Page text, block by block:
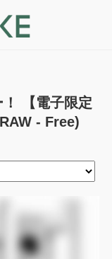
【電子限定
- Free)